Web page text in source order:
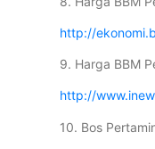
http://
9. Harga BBM
http://
10. Bos